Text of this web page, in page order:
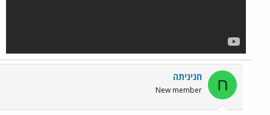
ח חניניתה
New member